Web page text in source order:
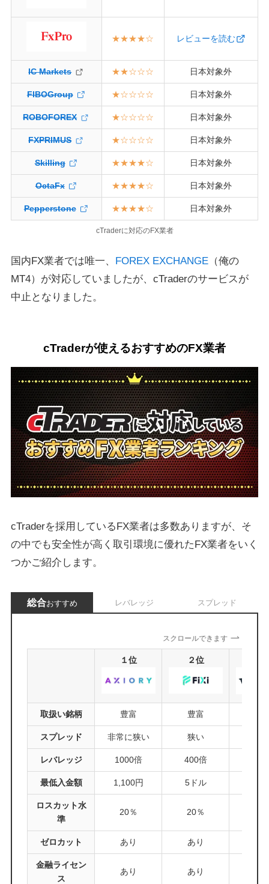
★★★★☆ レビューを読む
IC Markets ★★☆☆☆ 日本対象外
FIBOGroup ★☆☆☆☆ 日本対象外
ROBOFOREX ★☆☆☆☆ 日本対象外
FXPRIMUS ★☆☆☆☆ 日本対象外
Skilling ★★★★☆ 日本対象外
OctaFx ★★★★☆ 日本対象外
Pepperstone ★★★★☆ 日本対象外
cTraderに対応のFX業者
国内FX業者では唯一、 FOREX EXCHANGE（俺の
MT4）が対応していましたが、cTraderのサービスが
中止となりました。
cTraderが使えるおすすめのFX業者
cTraderを採用しているFX業者は多数ありますが、そ
の中でも安全性が高く取引環境に優れたFX業者をいく
つかご紹介します。
総合おすすめ レバレッジ スプレッド
スクロールできます
１位 ２位
取扱い銘柄 豊富 豊富
スプレッド 非常に狭い 狭い
レバレッジ 1000倍 400倍
最低入金額 1,100円 5ドル
ロスカット水
準
20％ 20％
ゼロカット あり あり
金融ライセン
ス
あり あり